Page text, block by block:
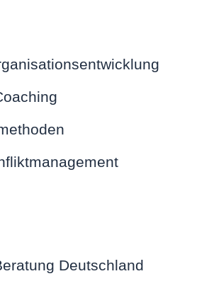
Deutschland